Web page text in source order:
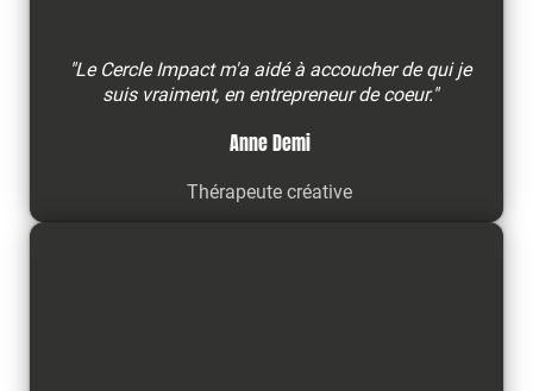
"Le Cercle Impact m'a aidé à accoucher de qui je
suis vraiment, en entrepreneur de coeur."
Anne Demi
Thérapeute créative